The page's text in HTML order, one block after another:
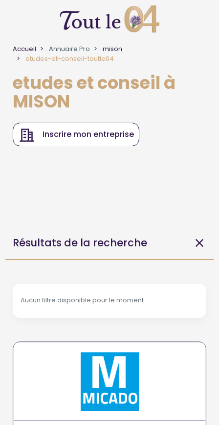
Accueil Annuaire Pro
mison
etudes-et-conseil-toutle04
etudes et conseil à
MISON
Inscrire mon entreprise
Résultats de la recherche
Aucun filtre disponible pour le moment.